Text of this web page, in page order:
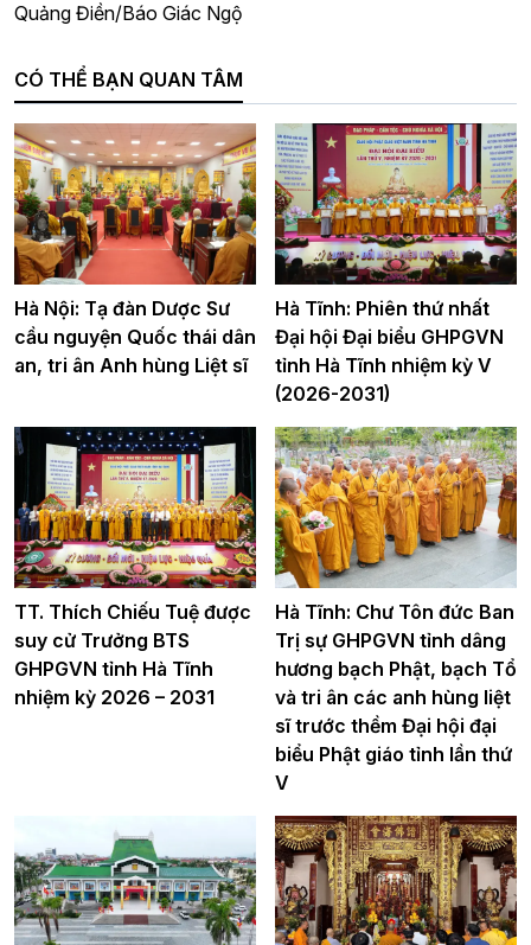
Quảng Điền/Báo Giác Ngộ
CÓ THỂ BẠN QUAN TÂM
Hà Nội: Tạ đàn Dược Sư
cầu nguyện Quốc thái dân
an, tri ân Anh hùng Liệt sĩ
Hà Tĩnh: Phiên thứ nhất
Đại hội Đại biểu GHPGVN
tỉnh Hà Tĩnh nhiệm kỳ V
(2026-2031)
TT. Thích Chiếu Tuệ được
suy cử Trưởng BTS
GHPGVN tỉnh Hà Tĩnh
nhiệm kỳ 2026 – 2031
Hà Tĩnh: Chư Tôn đức Ban
Trị sự GHPGVN tỉnh dâng
hương bạch Phật, bạch Tổ
và tri ân các anh hùng liệt
sĩ trước thềm Đại hội đại
biểu Phật giáo tỉnh lần thứ
V